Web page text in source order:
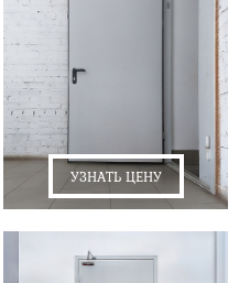
УЗНАТЬ ЦЕНУ